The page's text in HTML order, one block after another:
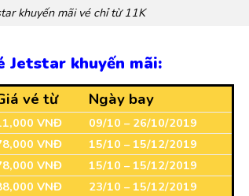
khuyến mãi vé chỉ từ 11K
Jetstar khuyến mãi:
vé từ Ngày bay
VNĐ
09/10 – 26/10/2019
VNĐ
15/10 – 15/12/2019
VNĐ
15/10 – 15/12/2019
VNĐ
23/10 – 15/12/2019